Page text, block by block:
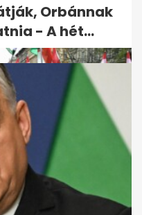
Orbánnak
- A hét...